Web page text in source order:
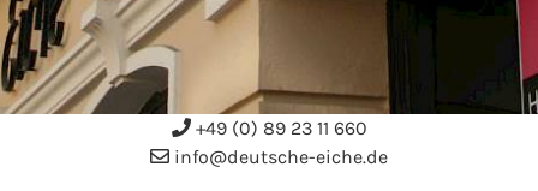
+49 (0) 89 23 11 660
info@deutsche-eiche.de